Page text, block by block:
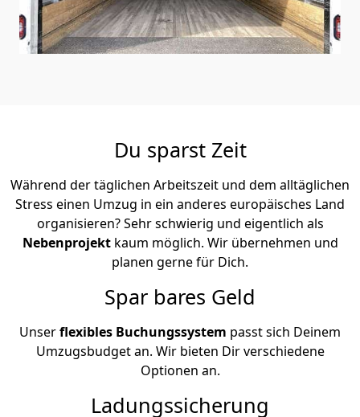
Du sparst Zeit
Während der täglichen Arbeitszeit und dem alltäglichen
Stress einen Umzug in ein anderes europäisches Land
organisieren? Sehr schwierig und eigentlich als
Nebenprojekt kaum möglich. Wir übernehmen und
planen gerne für Dich.
Spar bares Geld
Unserflexibles Buchungssystem passt sich Deinem
Umzugsbudget an. Wir bieten Dir verschiedene
Optionen an.
Ladungssicherung